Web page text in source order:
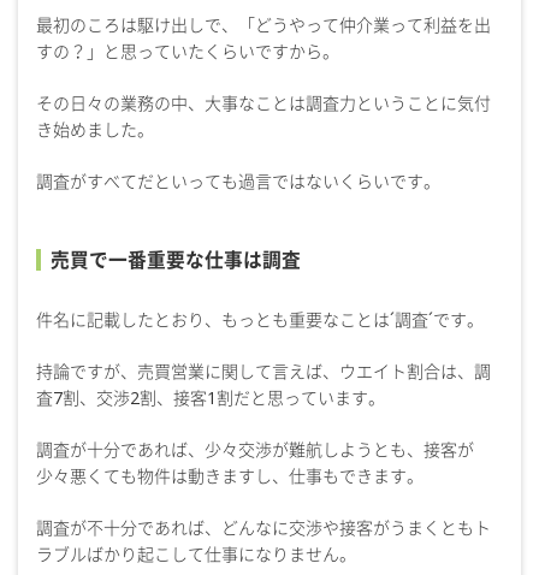
最初のころは駆け出しで、「どうやって仲介業って利益を出
すの？」と思っていたくらいですから。
その日々の業務の中、大事なことは調査力ということに気付
き始めました。
調査がすべてだといっても過言ではないくらいです。
売買で一番重要な仕事は調査
件名に記載したとおり、もっとも重要なことは´調査´です。
持論ですが、売買営業に関して言えば、ウエイト割合は、調
査7割、交渉2割、接客1割だと思っています。
調査が十分であれば、少々交渉が難航しようとも、接客が
少々悪くても物件は動きますし、仕事もできます。
調査が不十分であれば、どんなに交渉や接客がうまくともト
ラブルばかり起こして仕事になりません。